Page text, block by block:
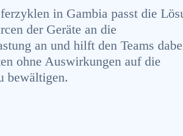
in Gambia passt die
der Geräte an die
an und hilft den Teams
ohne Auswirkungen auf die
bewältigen.